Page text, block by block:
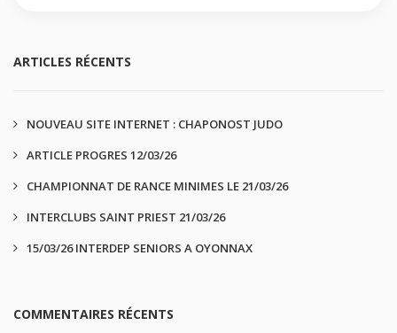
ARTICLES RÉCENTS
NOUVEAU SITE INTERNET : CHAPONOST JUDO
ARTICLE PROGRES 12/03/26
CHAMPIONNAT DE RANCE MINIMES LE 21/03/26
INTERCLUBS SAINT PRIEST 21/03/26
15/03/26 INTERDEP SENIORS A OYONNAX
COMMENTAIRES RÉCENTS